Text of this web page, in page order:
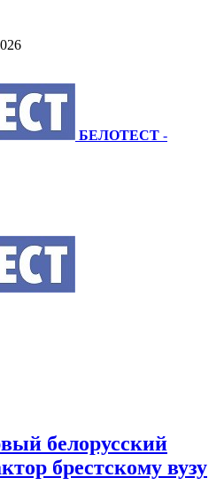
БЕЛОТЕСТ -
белорусский
брестскому вузу